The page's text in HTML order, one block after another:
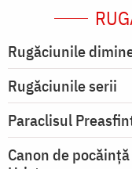
Rugăciunile
Rugăciunile serii
Paraclisul
Canon de